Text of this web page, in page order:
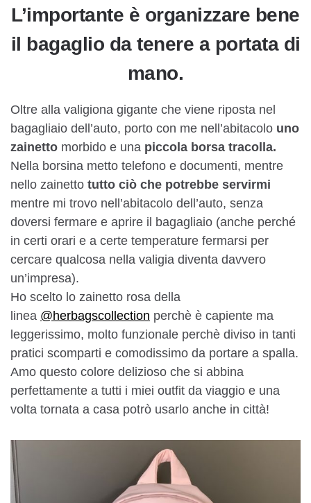
L’importante è organizzare bene
il bagaglio da tenere a portata di
mano.
Oltre alla valigiona gigante che viene riposta nel
bagagliaio dell’auto, porto con me nell’abitacolo uno
zainetto morbido e una piccola borsa tracolla.
Nella borsina metto telefono e documenti, mentre
nello zainetto tutto ciò che potrebbe servirmi
mentre mi trovo nell’abitacolo dell’auto, senza
doversi fermare e aprire il bagagliaio (anche perché
in certi orari e a certe temperature fermarsi per
cercare qualcosa nella valigia diventa davvero
un’impresa).
Ho scelto lo zainetto rosa della
linea @herbagscollection perchè è capiente ma
leggerissimo, molto funzionale perchè diviso in tanti
pratici scomparti e comodissimo da portare a spalla.
Amo questo colore delizioso che si abbina
perfettamente a tutti i miei outfit da viaggio e una
volta tornata a casa potrò usarlo anche in città!